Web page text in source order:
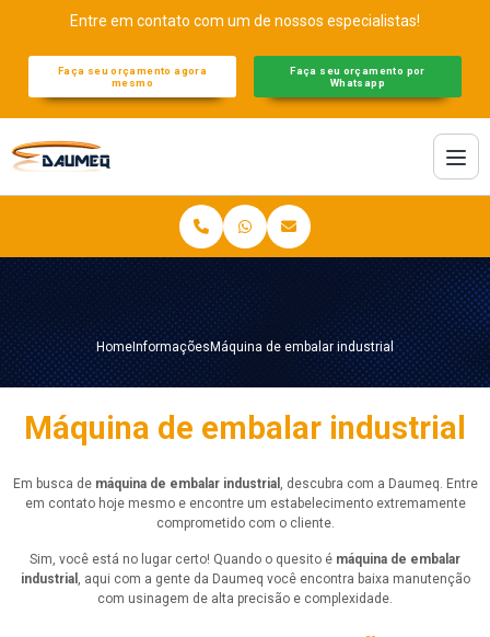
Entre em contato com um de nossos especialistas!
Faça seu orçamento agora
mesmo
Faça seu orçamento por
Whatsapp
HomeInformaçõesMáquina de embalar industrial
Máquina de embalar industrial
Em busca de máquina de embalar industrial , descubra com a Daumeq. Entre
em contato hoje mesmo e encontre um estabelecimento extremamente
comprometido com o cliente.
Sim, você está no lugar certo! Quando o quesito é máquina de embalar
industrial , aqui com a gente da Daumeq você encontra baixa manutenção
com usinagem de alta precisão e complexidade.